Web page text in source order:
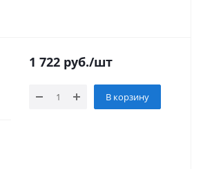
1 722 руб./шт
В корзину